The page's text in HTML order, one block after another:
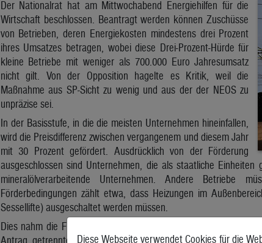
Der Nationalrat hat am Mittwochabend Energiehilfen für die
Wirtschaft beschlossen. Beantragt werden können Zuschüsse
von Betrieben, deren Energiekosten mindestens drei Prozent
ihres Umsatzes betragen, wobei diese Drei-Prozent-Hürde für
kleine Betriebe mit weniger als 700.000 Euro Jahresumsatz
nicht gilt. Von der Opposition hagelte es Kritik, weil die
Maßnahme aus SP-Sicht zu wenig und aus der der NEOS zu
unpräzise sei.
In der Basisstufe, in die die meisten Unternehmen hineinfallen,
wird die Preisdifferenz zwischen vergangenem und diesem Jahr
mit 30 Prozent gefördert. Ausdrücklich von der Förderung
ausgeschlossen sind Unternehmen, die als staatliche
mineralölverarbeitende Unternehmen. Andere Betriebe
Förderbedingungen zählt etwa, dass Heizungen im
Sessellifte) ausgeschaltet werden müssen.
Dies nahm die FPÖ zum Anlass, wieder einen Anlauf zu
Antrag, getrennte Raucher-Bereiche im Inneren zu erlauben, fand
Diese Webseite verwendet Cookies für die